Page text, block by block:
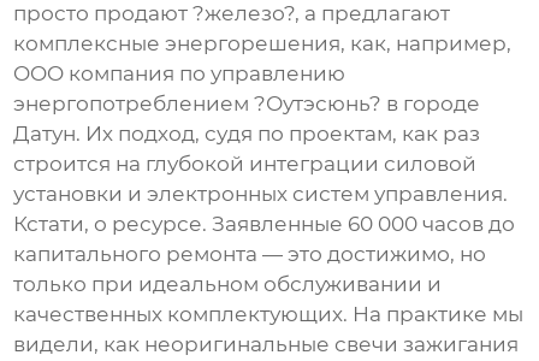
просто продают ?железо?, а предлагают
комплексные энергорешения, как, например,
OOO компания по управлению
энергопотреблением ?Оутэсюнь? в городе
Датун. Их подход, судя по проектам, как раз
строится на глубокой интеграции силовой
установки и электронных систем управления.
Кстати, о ресурсе. Заявленные 60 000 часов до
капитального ремонта — это достижимо, но
только при идеальном обслуживании и
качественных комплектующих. На практике мы
видели, как неоригинальные свечи зажигания